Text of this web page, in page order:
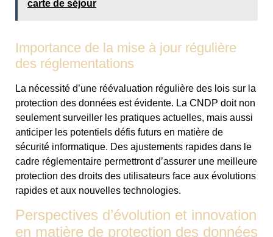
carte de séjour
Importance de la mise à jour régulière
des réglementations
La nécessité d’une réévaluation régulière des lois sur la
protection des données est évidente. La CNDP doit non
seulement surveiller les pratiques actuelles, mais aussi
anticiper les potentiels défis futurs en matière de
sécurité informatique. Des ajustements rapides dans le
cadre réglementaire permettront d’assurer une meilleure
protection des droits des utilisateurs face aux évolutions
rapides et aux nouvelles technologies.
Perspectives d’évolution et innovation
en matière de protection des données